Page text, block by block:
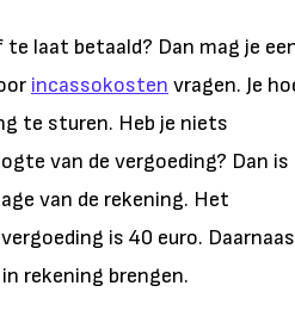
laat betaald? Dan mag je
incassokosten vragen. Je
te sturen. Heb je niets
van de vergoeding? Dan is
van de rekening. Het
is 40 euro.
rekening brengen.